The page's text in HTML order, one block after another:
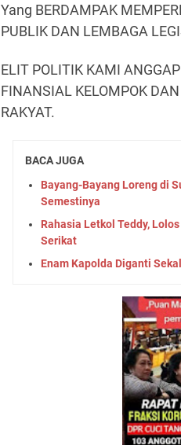
Yang BERDAMPAK
PUBLIK DAN LEMBAGA
ELIT POLITIK KAMI
FINANSIAL KELOMPOK
RAKYAT.
BACA JUGA
Bayang-Bayang Loreng di
Semestinya
Rahasia Letkol Teddy,
Serikat
Enam Kapolda Diganti